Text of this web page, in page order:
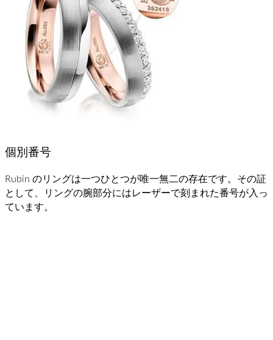
個別番号
Rubin のリングは一つひとつが唯一無二の存在です。その証
として、リングの腕部分にはレーザーで刻まれた番号が入っ
ています。